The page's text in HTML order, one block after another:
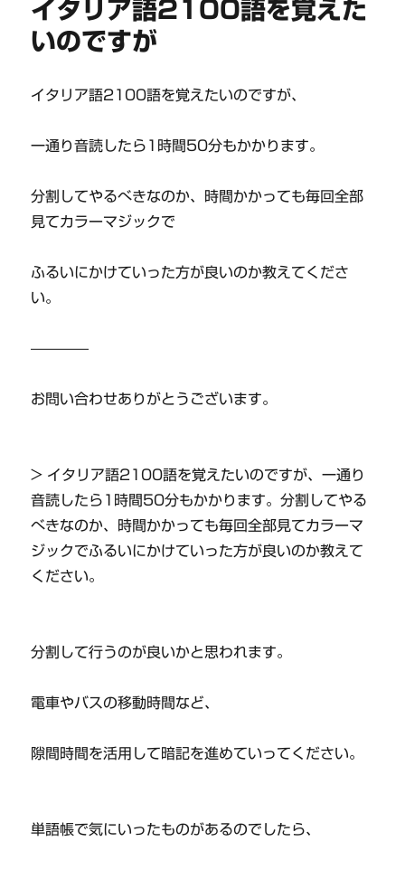
イタリア語2100語を覚えた
いのですが
イタリア語2100語を覚えたいのですが、
一通り音読したら1時間50分もかかります。
分割してやるべきなのか、時間かかっても毎回全部
見てカラーマジックで
ふるいにかけていった方が良いのか教えてくださ
い。
————
お問い合わせありがとうございます。
> イタリア語2100語を覚えたいのですが、一通り
音読したら1時間50分もかかります。分割してやる
べきなのか、時間かかっても毎回全部見てカラーマ
ジックでふるいにかけていった方が良いのか教えて
ください。
分割して行うのが良いかと思われます。
電車やバスの移動時間など、
隙間時間を活用して暗記を進めていってください。
単語帳で気にいったものがあるのでしたら、